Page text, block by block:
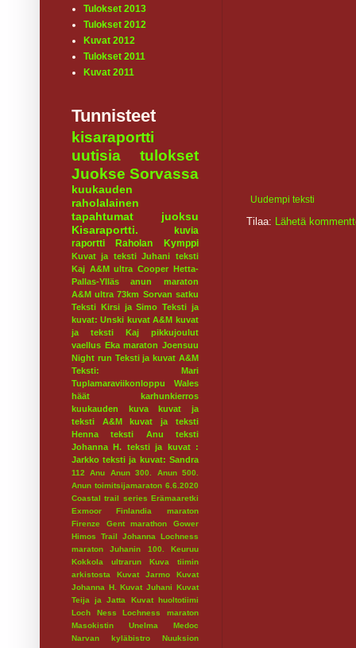
Uudempi teksti
Tilaa: Lähetä
Tulokset 2013
Tulokset 2012
Kuvat 2012
Tulokset 2011
Kuvat 2011
Tunnisteet
kisaraportti
uutisia
tulokset
Juokse Sorvassa
kuukauden
raholalainen
tapahtumat
juoksu
Kisaraportti.
kuvia
raportti
Raholan Kymppi
Kuvat ja teksti Juhani teksti
Kaj A&M ultra Cooper Hetta-
Pallas-Ylläs
anun maraton
A&M ultra 73km Sorvan satku
Teksti Kirsi ja Simo Teksti ja
kuvat: Unski kuvat A&M kuvat
ja teksti Kaj
pikkujoulut
vaellus Eka maraton Joensuu
Night run Teksti ja kuvat A&M
Teksti: Mari
Tuplamaraviikonloppu
Wales
häät
karhunkierros
kuukauden kuva
kuvat ja
teksti A&M
kuvat ja teksti
Henna
teksti Anu
teksti
Johanna H. teksti ja kuvat :
Jarkko teksti ja kuvat: Sandra
112 Anu Anun 300.
Anun 500.
Anun toimitsijamaraton 6.6.2020
Coastal trail series Erämaaretki
Exmoor
Finlandia maraton
Firenze
Gent marathon
Gower
Himos Trail
Johanna Lochness
maraton
Juhanin 100.
Keuruu
Kokkola ultrarun
Kuva tiimin
arkistosta
Kuvat Jarmo
Kuvat
Johanna H.
Kuvat Juhani Kuvat
Teija ja Jatta
Kuvat huoltotiimi
Loch Ness
Lochness maraton
Masokistin Unelma
Medoc
Narvan kyläbistro
Nuuksion